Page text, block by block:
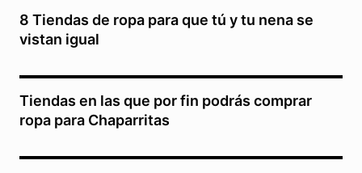
8 Tiendas de ropa para que tú y tu nena se
vistan igual
Tiendas en las que por fin podrás comprar
ropa para Chaparritas